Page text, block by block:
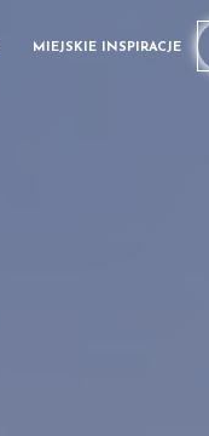
MIEJSKIE INSPIRACJE